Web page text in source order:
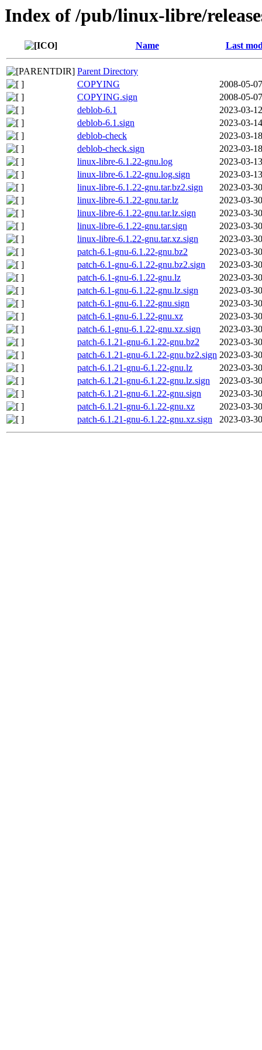
Index of /pub/linux-libre/
Name Last
Parent Directory
COPYING
2008-05-
COPYING.sign
2008-05-
deblob-6.1
2023-03-
deblob-6.1.sign
2023-03-
deblob-check
2023-03-
deblob-check.sign
2023-03-
linux-libre-6.1.22-gnu.log
2023-03-
linux-libre-6.1.22-gnu.log.sign
2023-03-
linux-libre-6.1.22-gnu.tar.bz2.sign
2023-03-
linux-libre-6.1.22-gnu.tar.lz
2023-03-
linux-libre-6.1.22-gnu.tar.lz.sign
2023-03-
linux-libre-6.1.22-gnu.tar.sign
2023-03-
linux-libre-6.1.22-gnu.tar.xz.sign
2023-03-
patch-6.1-gnu-6.1.22-gnu.bz2
2023-03-
patch-6.1-gnu-6.1.22-gnu.bz2.sign
2023-03-
patch-6.1-gnu-6.1.22-gnu.lz
2023-03-
patch-6.1-gnu-6.1.22-gnu.lz.sign
2023-03-
patch-6.1-gnu-6.1.22-gnu.sign
2023-03-
patch-6.1-gnu-6.1.22-gnu.xz
2023-03-
patch-6.1-gnu-6.1.22-gnu.xz.sign
2023-03-
patch-6.1.21-gnu-6.1.22-gnu.bz2
2023-03-
patch-6.1.21-gnu-6.1.22-gnu.bz2.sign 2023-03-
patch-6.1.21-gnu-6.1.22-gnu.lz
2023-03-
patch-6.1.21-gnu-6.1.22-gnu.lz.sign
2023-03-
patch-6.1.21-gnu-6.1.22-gnu.sign
2023-03-
patch-6.1.21-gnu-6.1.22-gnu.xz
2023-03-
patch-6.1.21-gnu-6.1.22-gnu.xz.sign
2023-03-